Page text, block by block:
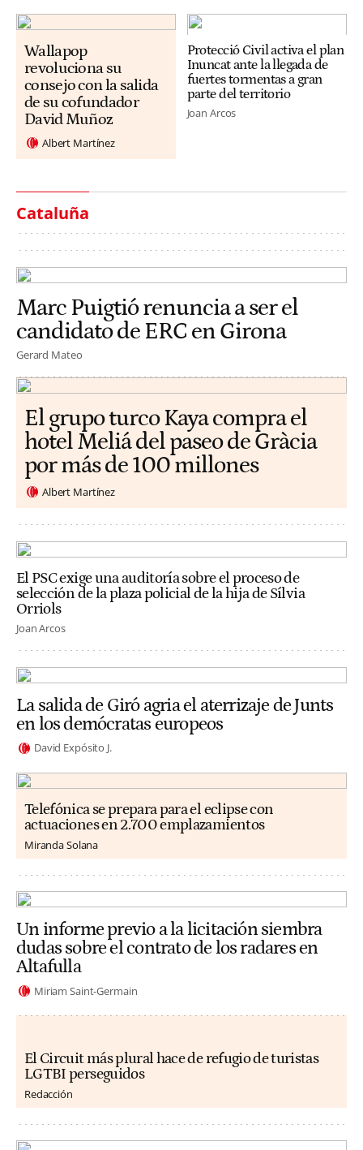
Wallapop
revoluciona su
consejo con la salida
de su cofundador
David Muñoz
Albert Martínez
Protecció Civil activa el plan
Inuncat ante la llegada de
fuertes tormentas a gran
parte del territorio
Joan Arcos
Cataluña
Marc Puigtió renuncia a ser el
candidato de ERC en Girona
Gerard Mateo
El grupo turco Kaya compra el
hotel Meliá del paseo de Gràcia
por más de 100 millones
Albert Martínez
El PSC exige una auditoría sobre el proceso de
selección de la plaza policial de la hija de Sílvia
Orriols
Joan Arcos
La salida de Giró agria el aterrizaje de Junts
en los demócratas europeos
David Expósito J.
Telefónica se prepara para el eclipse con
actuaciones en 2.700 emplazamientos
Miranda Solana
Un informe previo a la licitación siembra
dudas sobre el contrato de los radares en
Altafulla
Miriam Saint-Germain
El Circuit más plural hace de refugio de turistas
LGTBI perseguidos
Redacción